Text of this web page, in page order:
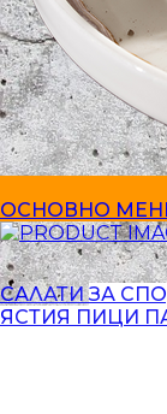
ОСНОВНО
САЛАТИ ЗА
ЯСТИЯ ПИЦИ